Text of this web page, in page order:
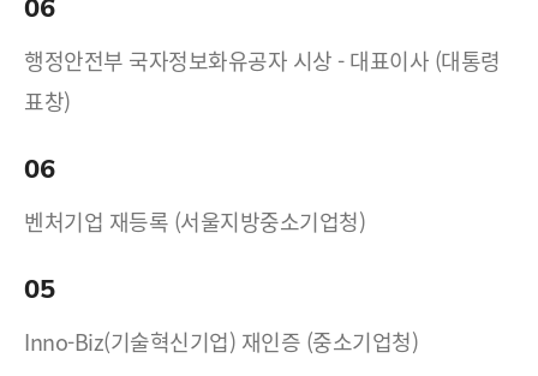
06
행정안전부 국자정보화유공자 시상 - 대표이사 (대통령
표창)
06
벤처기업 재등록 (서울지방중소기업청)
05
Inno-Biz(기술혁신기업) 재인증 (중소기업청)